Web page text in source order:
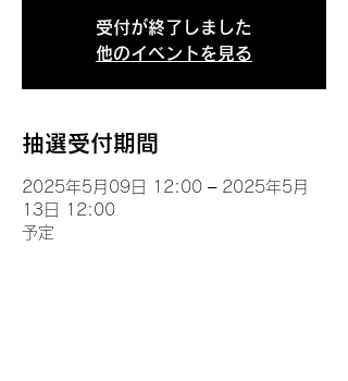
受付が終了しました
他のイベントを見る
抽選受付期間
2025年5月09日 12:00 – 2025年5月
13日 12:00
予定